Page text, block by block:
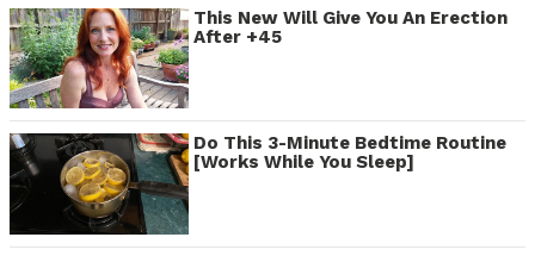
This New Will Give You An Erection
After +45
Do This 3-Minute Bedtime Routine
[Works While You Sleep]